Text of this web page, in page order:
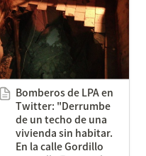
"Derrumbe de un
de una vivienda sin
En la calle
con calle
Afortunadamente no
hubo víctimas. Acude al
lugar la @PoliciaLPA
https://t.co/PMI9YRf3du"
Bomberos de LPA en
Twitter: "Derrumbe
de un techo de una
vivienda sin habitar.
En la calle Gordillo